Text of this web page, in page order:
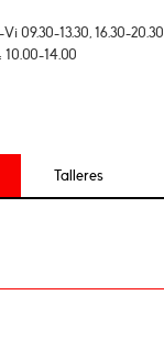
Vi 09.30-13.30, 16.30-20.30
10.00-14.00
Talleres